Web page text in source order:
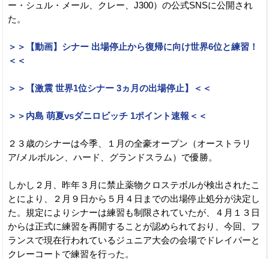
ー・シュル・メール、クレー、J300）の公式SNSに公開され
た。
＞＞【動画】シナー 出場停止から復帰に向け世界6位と練習！
＜＜
＞＞【激震 世界1位シナー 3ヵ月の出場停止】＜＜
＞＞内島 萌夏vsダニロビッチ 1ポイント速報＜＜
２３歳のシナーは今季、１月の全豪オープン（オーストラリ
ア/メルボルン、ハード、グランドスラム）で優勝。
しかし２月、昨年３月に禁止薬物クロステボルが検出されたこ
とにより、２月９日から５月４日までの出場停止処分が決定し
た。規定によりシナーは練習も制限されていたが、４月１３日
からは正式に練習を再開することが認められており、今回、フ
ランスで現在行われているジュニア大会の会場でドレイパーと
クレーコートで練習を行った。